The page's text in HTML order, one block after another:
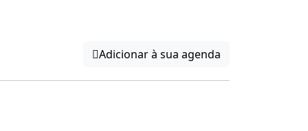
Adicionar à sua agenda